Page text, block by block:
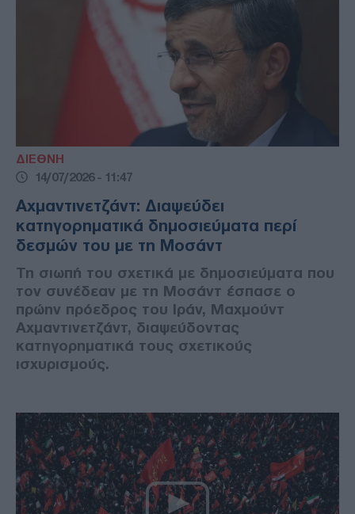
ΔΙΕΘΝΗ
14/07/2026 - 11:47
Αχμαντινετζάντ: Διαψεύδει
κατηγορηματικά δημοσιεύματα περί
δεσμών του με τη Μοσάντ
Τη σιωπή του σχετικά με δημοσιεύματα που
τον συνέδεαν με τη Μοσάντ έσπασε ο
πρώην πρόεδρος του Ιράν, Μαχμούντ
Αχμαντινετζάντ, διαψεύδοντας
κατηγορηματικά τους σχετικούς
ισχυρισμούς.